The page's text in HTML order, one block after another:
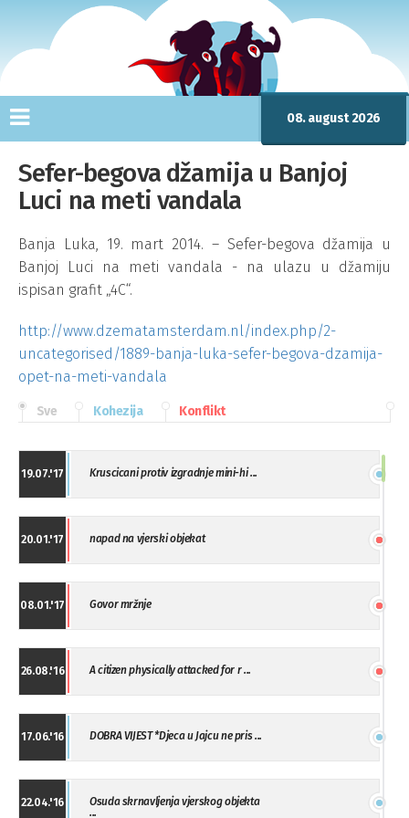
08. august 2026
Sefer-begova džamija u Banjoj
Luci na meti vandala
Banja Luka, 19. mart 2014. – Sefer-begova džamija u
Banjoj Luci na meti vandala - na ulazu u džamiju
ispisan grafit „4C“.
http://www.dzematamsterdam.nl/index.php/2-
uncategorised/1889-banja-luka-sefer-begova-dzamija-
opet-na-meti-vandala
Sve Kohezija Konflikt
19.07.'17 Kruscicani protiv izgradnje mini-hi ...
20.01.'17 napad na vjerski objekat
08.01.'17 Govor mržnje
26.08.'16 A citizen physically attacked for r ...
17.06.'16 DOBRA VIJEST *Djeca u Jajcu ne pris ...
22.04.'16
Osuda skrnavljenja vjerskog objekta
...